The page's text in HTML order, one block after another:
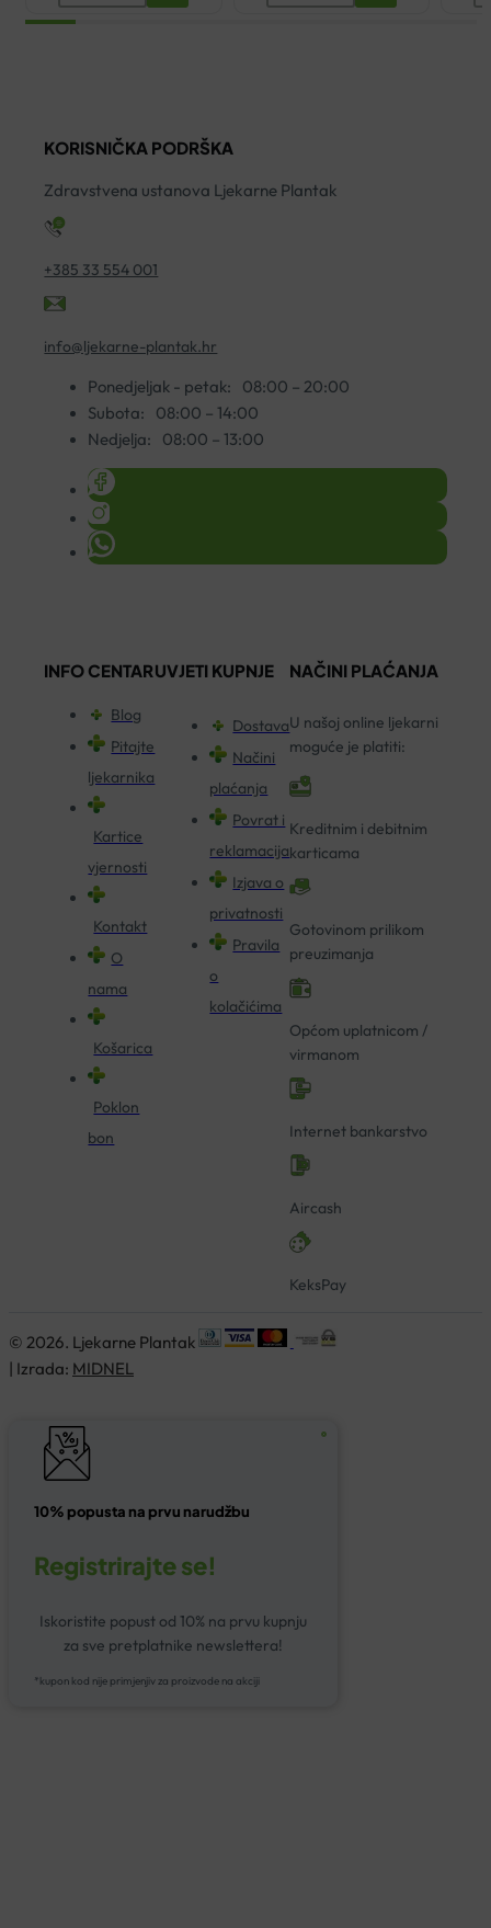
CLEANANCE
ČIŠĆENJE
200ML
PURETE
količina
KORISNIČKA PODRŠKA
Zdravstvena ustanova Ljekarne Plantak
+385 33 554 001
info@ljekarne-plantak.hr
Ponedjeljak - petak:
08:00 – 20:00
Subota:
08:00 – 14:00
Nedjelja:
08:00 – 13:00
INFO CENTAR
Blog
Pitajte
ljekarnika
Kartice
vjernosti
Kontakt
O
nama
Košarica
Poklon
bon
UVJETI KUPNJE
Dostava
Načini
plaćanja
Povrat i
reklamacija
Izjava o
privatnosti
Pravila
o
kolačićima
NAČINI PLAĆANJA
U našoj online ljekarni
moguće je platiti:
Kreditnim i debitnim
karticama
Gotovinom prilikom
preuzimanja
Općom uplatnicom /
virmanom
Internet bankarstvo
Aircash
KeksPay
© 2026. Ljekarne Plantak
| Izrada: MIDNEL
10% popusta na prvu narudžbu
Registrirajte se!
Iskoristite popust od 10% na prvu kupnju
za sve pretplatnike newslettera!
*kupon kod nije primjenjiv za proizvode na akciji